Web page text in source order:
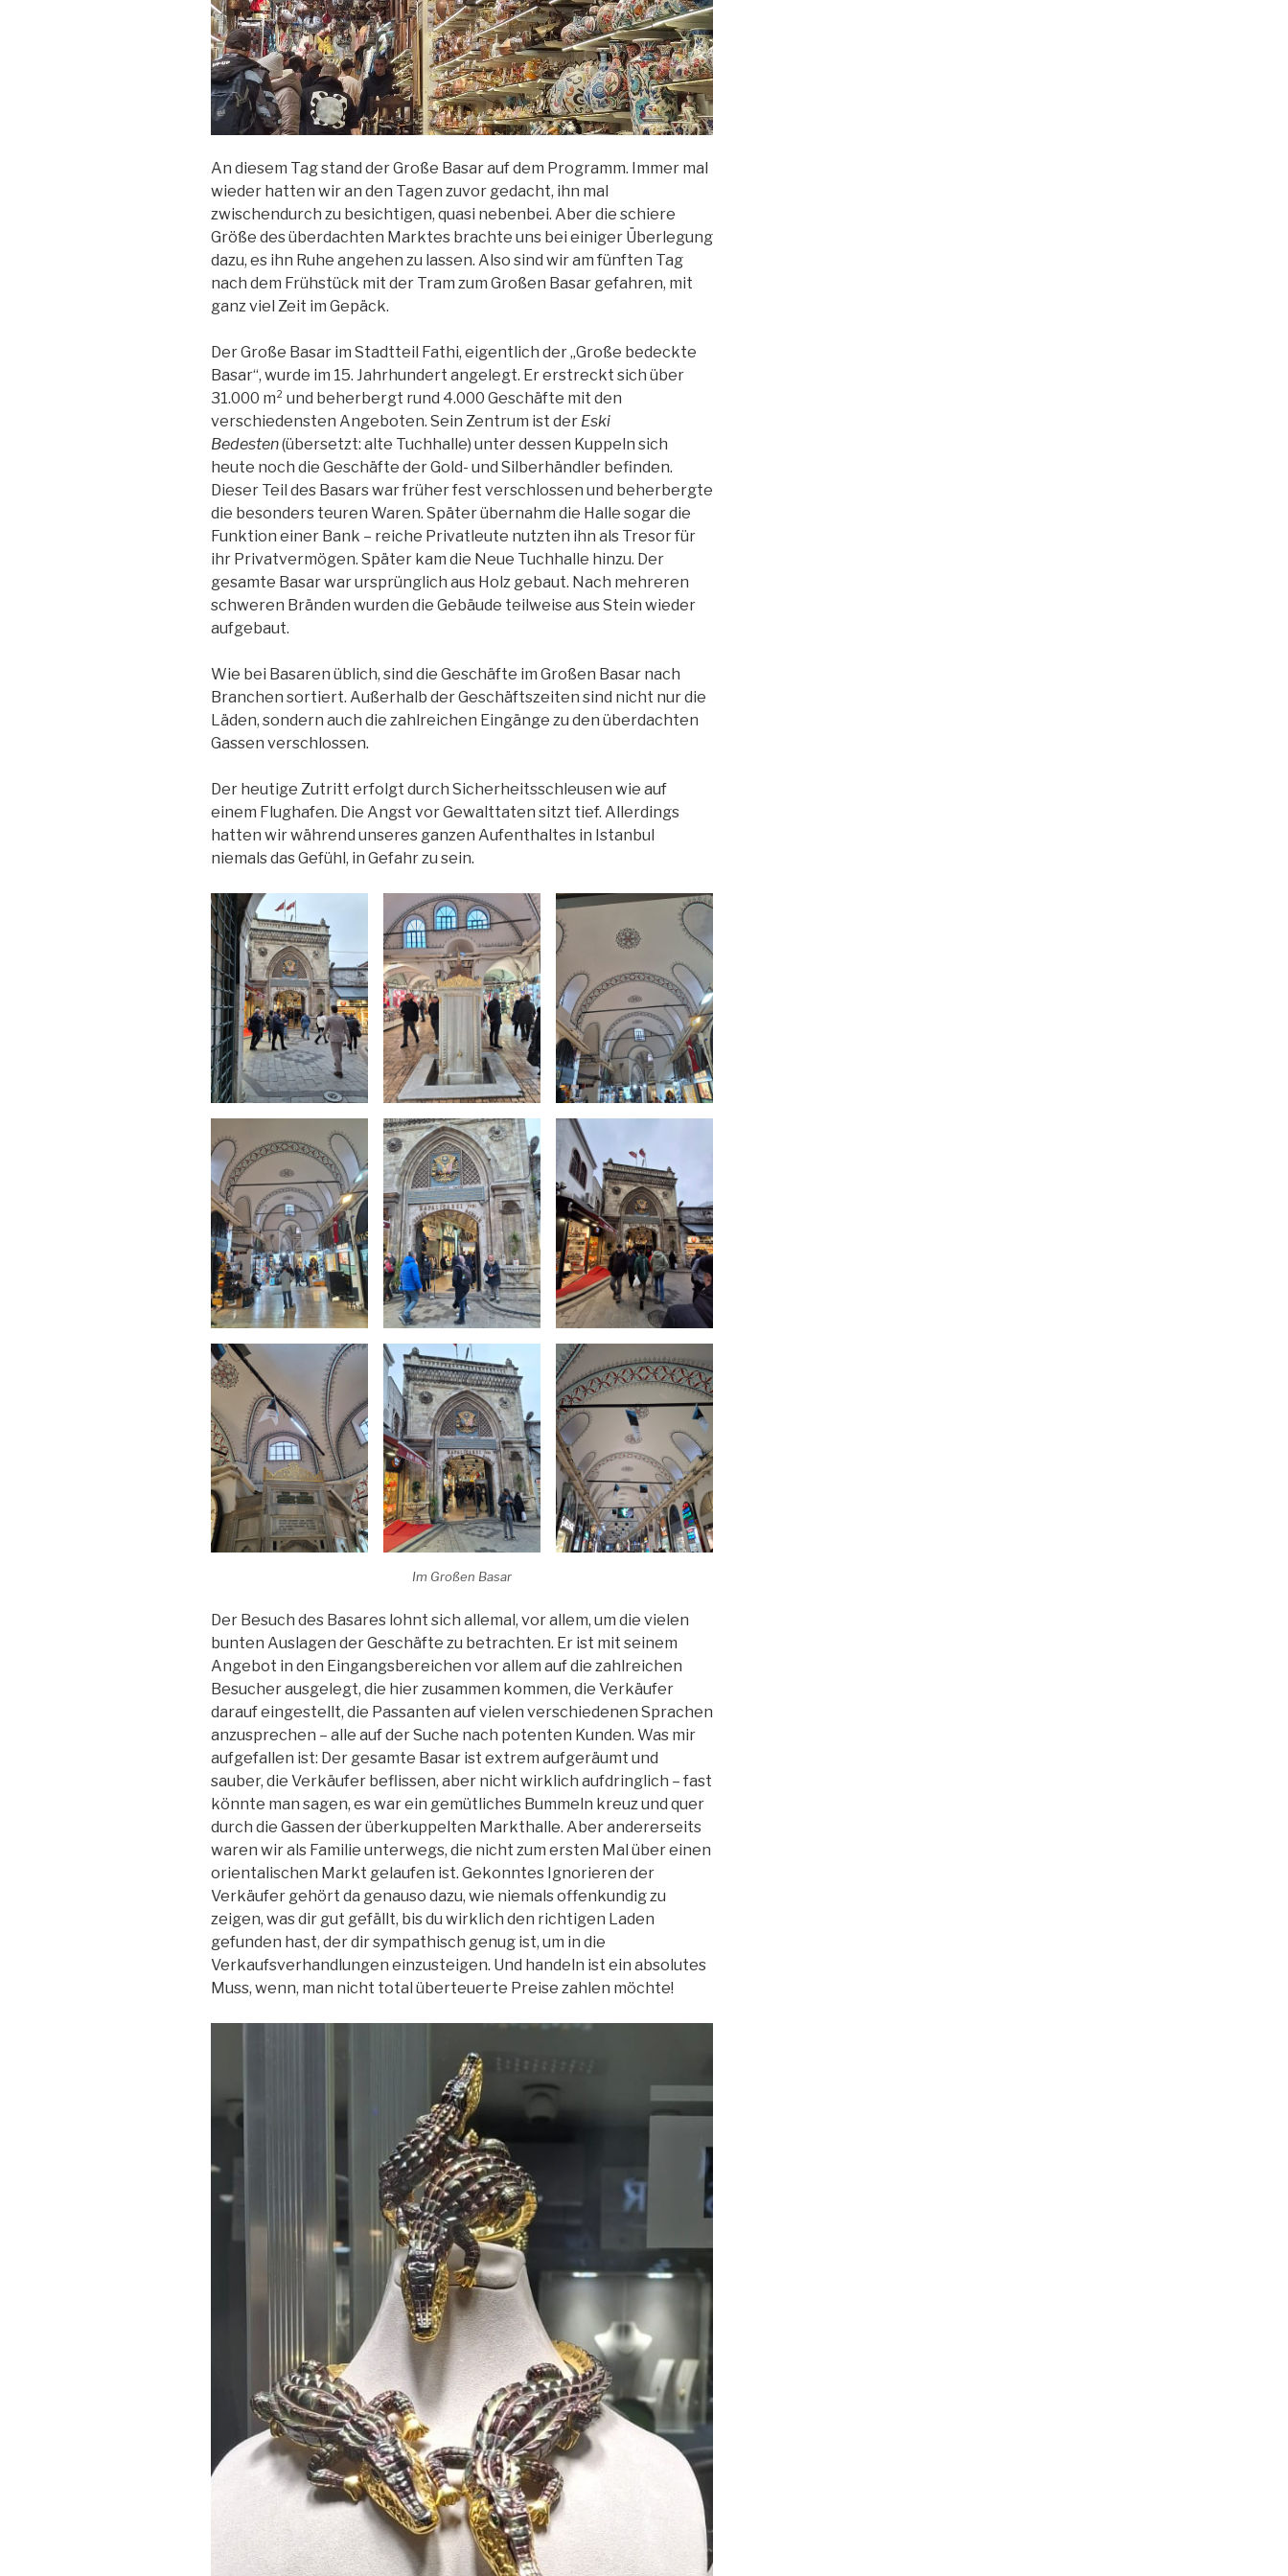
An diesem Tag stand der Große Basar auf dem Programm. Immer mal
wieder hatten wir an den Tagen zuvor gedacht, ihn mal
zwischendurch zu besichtigen, quasi nebenbei. Aber die schiere
Größe des überdachten Marktes brachte uns bei einiger Überlegung
dazu, es ihn Ruhe angehen zu lassen. Also sind wir am fünften Tag
nach dem Frühstück mit der Tram zum Großen Basar gefahren, mit
ganz viel Zeit im Gepäck.
Der Große Basar im Stadtteil Fathi, eigentlich der „Große bedeckte
Basar“, wurde im 15. Jahrhundert angelegt. Er erstreckt sich über
31.000 m² und beherbergt rund 4.000 Geschäfte mit den
verschiedensten Angeboten. Sein Zentrum ist der Eski
Bedesten(übersetzt: alte Tuchhalle) unter dessen Kuppeln sich
heute noch die Geschäfte der Gold- und Silberhändler befinden.
Dieser Teil des Basars war früher fest verschlossen und beherbergte
die besonders teuren Waren. Später übernahm die Halle sogar die
Funktion einer Bank – reiche Privatleute nutzten ihn als Tresor für
ihr Privatvermögen. Später kam die Neue Tuchhalle hinzu. Der
gesamte Basar war ursprünglich aus Holz gebaut. Nach mehreren
schweren Bränden wurden die Gebäude teilweise aus Stein wieder
aufgebaut.
Wie bei Basaren üblich, sind die Geschäfte im Großen Basar nach
Branchen sortiert. Außerhalb der Geschäftszeiten sind nicht nur die
Läden, sondern auch die zahlreichen Eingänge zu den überdachten
Gassen verschlossen.
Der heutige Zutritt erfolgt durch Sicherheitsschleusen wie auf
einem Flughafen. Die Angst vor Gewalttaten sitzt tief. Allerdings
hatten wir während unseres ganzen Aufenthaltes in Istanbul
niemals das Gefühl, in Gefahr zu sein.
Im Großen Basar
Der Besuch des Basares lohnt sich allemal, vor allem, um die vielen
bunten Auslagen der Geschäfte zu betrachten. Er ist mit seinem
Angebot in den Eingangsbereichen vor allem auf die zahlreichen
Besucher ausgelegt, die hier zusammen kommen, die Verkäufer
darauf eingestellt, die Passanten auf vielen verschiedenen Sprachen
anzusprechen – alle auf der Suche nach potenten Kunden. Was mir
aufgefallen ist: Der gesamte Basar ist extrem aufgeräumt und
sauber, die Verkäufer beflissen, aber nicht wirklich aufdringlich – fast
könnte man sagen, es war ein gemütliches Bummeln kreuz und quer
durch die Gassen der überkuppelten Markthalle. Aber andererseits
waren wir als Familie unterwegs, die nicht zum ersten Mal über einen
orientalischen Markt gelaufen ist. Gekonntes Ignorieren der
Verkäufer gehört da genauso dazu, wie niemals offenkundig zu
zeigen, was dir gut gefällt, bis du wirklich den richtigen Laden
gefunden hast, der dir sympathisch genug ist, um in die
Verkaufsverhandlungen einzusteigen. Und handeln ist ein absolutes
Muss, wenn, man nicht total überteuerte Preise zahlen möchte!